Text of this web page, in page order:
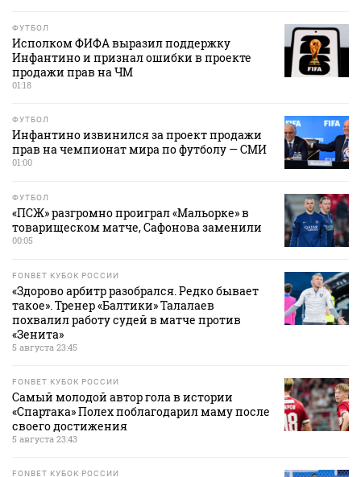
ФУТБОЛ
Исполком ФИФА выразил поддержку
Инфантино и признал ошибки в проекте
продажи прав на ЧМ
01:18
ФУТБОЛ
Инфантино извинился за проект продажи
прав на чемпионат мира по футболу — СМИ
01:00
ФУТБОЛ
«ПСЖ» разгромно проиграл «Мальорке» в
товарищеском матче, Сафонова заменили
00:05
FONBET КУБОК РОССИИ
«Здорово арбитр разобрался. Редко бывает
такое». Тренер «Балтики» Талалаев
похвалил работу судей в матче против
«Зенита»
5 августа 23:45
FONBET КУБОК РОССИИ
Самый молодой автор гола в истории
«Спартака» Полех поблагодарил маму после
своего достижения
5 августа 23:43
FONBET КУБОК РОССИИ